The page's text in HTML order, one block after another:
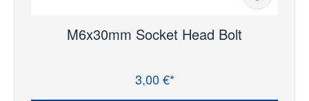
M6x30mm Socket Head Bolt
3,00 €*